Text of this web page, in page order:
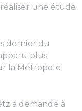
une étude
dernier du
plus
la Métropole
a demandé à